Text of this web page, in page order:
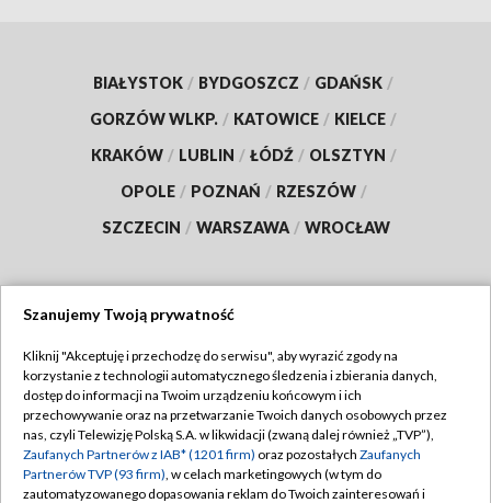
BIAŁYSTOK / BYDGOSZCZ / GDAŃSK /
GORZÓW WLKP. / KATOWICE / KIELCE /
KRAKÓW / LUBLIN / ŁÓDŹ / OLSZTYN /
OPOLE / POZNAŃ / RZESZÓW /
SZCZECIN / WARSZAWA / WROCŁAW
TVP
Abonament TVP
Emisja w TVP
Centrum informacji TVP
Regulamin TVP
Polityka prywatności
Moje zgody
Szanujemy Twoją prywatność
Kliknij "Akceptuję i przechodzę do serwisu", aby wyrazić zgody na
korzystanie z technologii automatycznego śledzenia i zbierania danych,
dostęp do informacji na Twoim urządzeniu końcowym i ich
przechowywanie oraz na przetwarzanie Twoich danych osobowych przez
nas, czyli Telewizję Polską S.A. w likwidacji (zwaną dalej również „TVP”),
Zaufanych Partnerów z IAB* (1201 firm) oraz pozostałych Zaufanych
Partnerów TVP (93 firm), w celach marketingowych (w tym do
zautomatyzowanego dopasowania reklam do Twoich zainteresowań i